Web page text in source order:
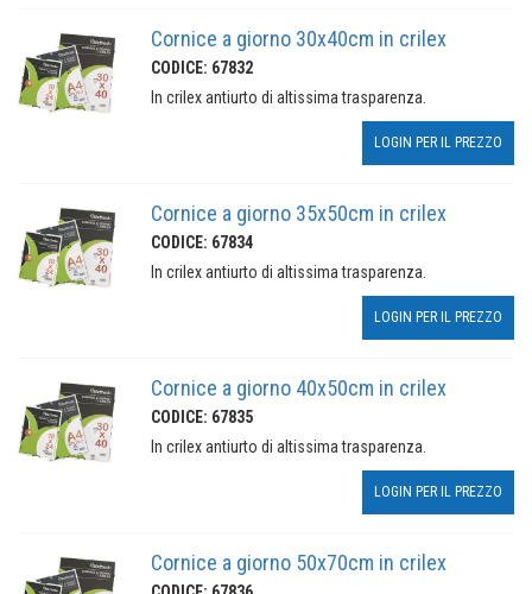
Cornice a giorno 30x40cm in crilex
CODICE: 67832
In crilex antiurto di altissima trasparenza.
LOGIN PER IL PREZZO
Cornice a giorno 35x50cm in crilex
CODICE: 67834
In crilex antiurto di altissima trasparenza.
LOGIN PER IL PREZZO
Cornice a giorno 40x50cm in crilex
CODICE: 67835
In crilex antiurto di altissima trasparenza.
LOGIN PER IL PREZZO
Cornice a giorno 50x70cm in crilex